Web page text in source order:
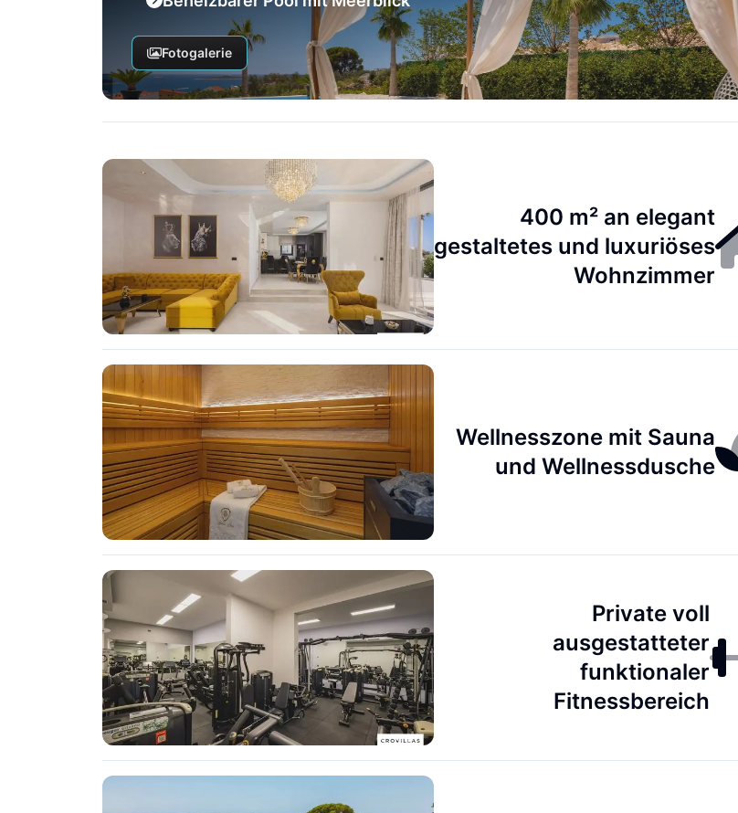
Fotogalerie
400 m² an elegant
gestaltetes und luxuriöses
Wohnzimmer
Wellnesszone mit Sauna
und Wellnessdusche
Private voll
ausgestatteter
funktionaler
Fitnessbereich